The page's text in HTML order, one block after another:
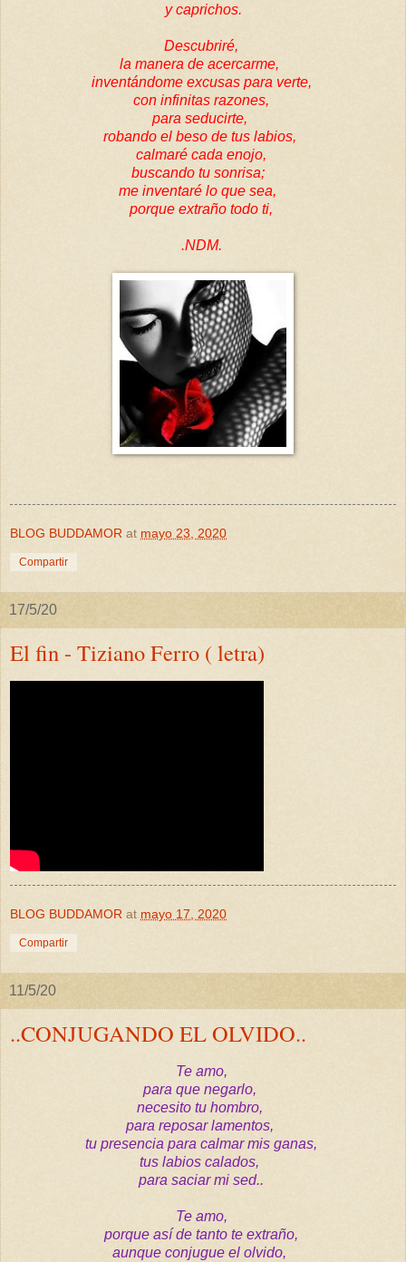
y caprichos.
Descubriré,
la manera de acercarme,
inventándome excusas para verte,
con infinitas razones,
para seducirte,
robando el beso de tus labios,
calmaré cada enojo,
buscando tu sonrisa;
me inventaré lo que sea,
porque extraño todo ti,
.NDM.
BLOG BUDDAMOR at mayo 23, 2020
Compartir
17/5/20
El fin - Tiziano Ferro ( letra)
BLOG BUDDAMOR at mayo 17, 2020
Compartir
11/5/20
..CONJUGANDO EL OLVIDO..
Te amo,
para que negarlo,
necesito tu hombro,
para reposar lamentos,
tu presencia para calmar mis ganas,
tus labios calados,
para saciar mi sed..
Te amo,
porque así de tanto te extraño,
aunque conjugue el olvido,